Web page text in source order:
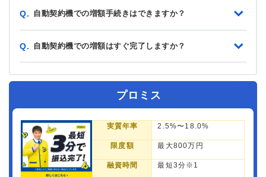
Q. 自動契約機での増額手続きはできますか？
Q. 自動契約機での増額はすぐ完了しますか？
プロミス
実質年率 2.5%〜18.0%
限度額 最大800万円
融資時間 最短3分※1